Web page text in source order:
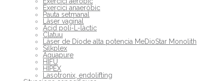
Exercici anaeròbic
Pauta setmanal
Làser vaginal
Àcid poli-L-làctic
Clatuu
Làser de Díode alta potencia MeDioStar Monolith
Silkplex
Aquapure
HIFU
HIPEX
Lasotronix, endolifting